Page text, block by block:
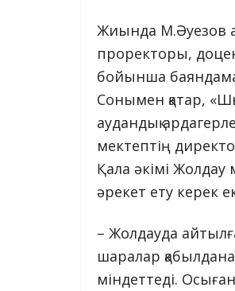
Жиында М.Әуезов
проректоры,
бойынша
Сонымен қатар,
аудандық
мектептің
Қала әкімі
әрекет ету керек
– Жолдауда
шаралар
міндеттеді.